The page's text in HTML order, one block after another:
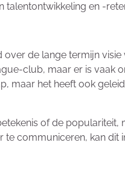
en -
de lange termijn
club, maar er is vaak
maar het heeft ook
of de
communiceren, kan